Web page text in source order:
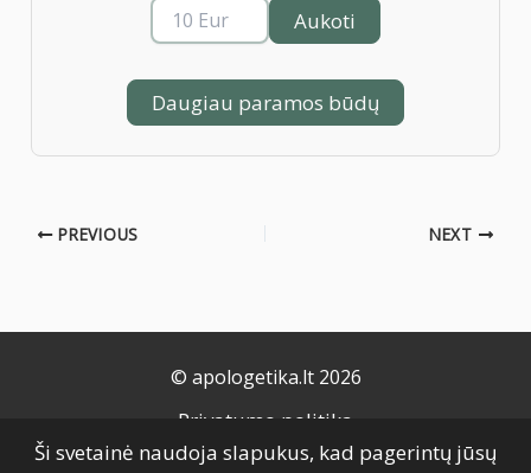
Aukoti
Daugiau paramos būdų
PREVIOUS NEXT
© apologetika.lt 2026
Privatumo politika
Naudojimo taisyklės
Ši svetainė naudoja slapukus, kad pagerintų jūsų